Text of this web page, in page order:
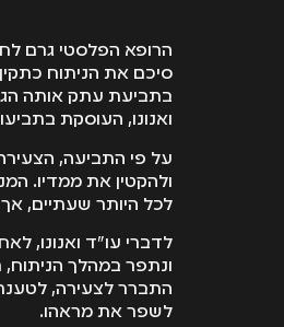
הרופא הפלסטי גרם
סיכם את הניתוח
בתביעת עתק אותה
ואנונו, העוסקת
על פי התביעה,
ולהקטין את ממדיו.
לכל היותר שעתיים,
ונתפר במהלך
התברר לצעירה,
לשפר את מראהו.